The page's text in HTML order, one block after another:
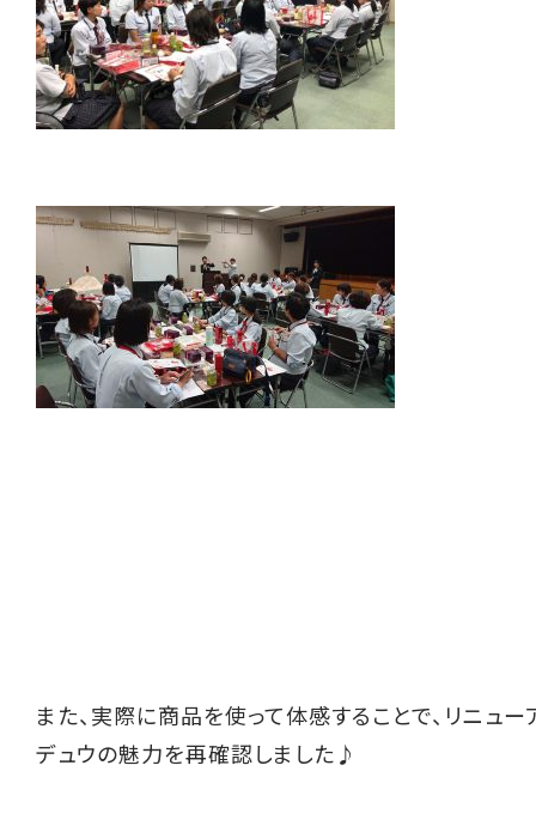
また、実際に商品を使って体感することで、リニュー
デュウの魅力を再確認しました♪